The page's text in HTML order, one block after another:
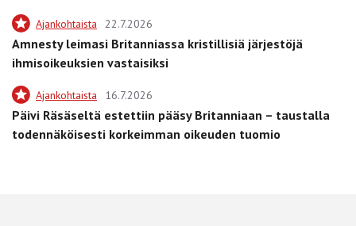
Ajankohtaista 22.7.2026
Amnesty leimasi Britanniassa kristillisiä järjestöjä
ihmisoikeuksien vastaisiksi
Ajankohtaista 16.7.2026
Päivi Räsäseltä estettiin pääsy Britanniaan – taustalla
todennäköisesti korkeimman oikeuden tuomio